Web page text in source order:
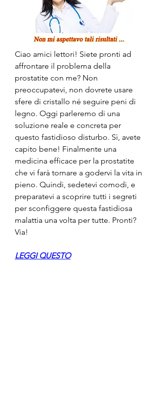
Ciao amici lettori! Siete pronti ad
affrontare il problema della
prostatite con me? Non
preoccupatevi, non dovrete usare
sfere di cristallo né seguire peni di
legno. Oggi parleremo di una
soluzione reale e concreta per
questo fastidioso disturbo. Sì, avete
capito bene! Finalmente una
medicina efficace per la prostatite
che vi farà tornare a godervi la vita in
pieno. Quindi, sedetevi comodi, e
preparatevi a scoprire tutti i segreti
per sconfiggere questa fastidiosa
malattia una volta per tutte. Pronti?
Via!
LEGGI QUESTO